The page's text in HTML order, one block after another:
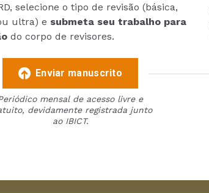
selecione o tipo de revisão (básica,
ultra) e submeta seu trabalho para
do corpo de revisores.
Enviar manuscrito
mensal de acesso livre e
devidamente registrada junto
ao IBICT.